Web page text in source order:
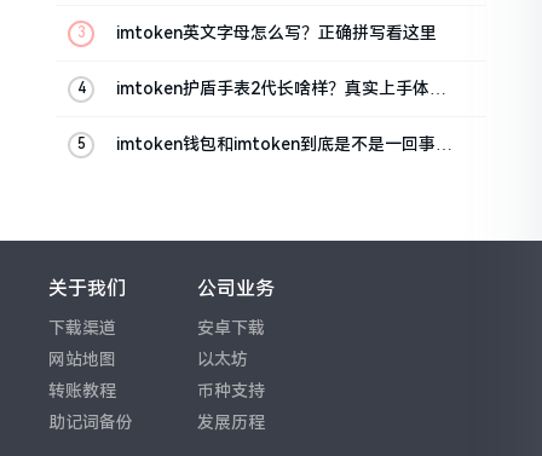
imtoken英文字母怎么写？正确拼写看这里
imtoken护盾手表2代长啥样？真实上手体验
imtoken钱包和imtoken到底是不是一回事？
关于我们
下载渠道
网站地图
转账教程
助记词备份
公司业务
安卓下载
以太坊
币种支持
发展历程